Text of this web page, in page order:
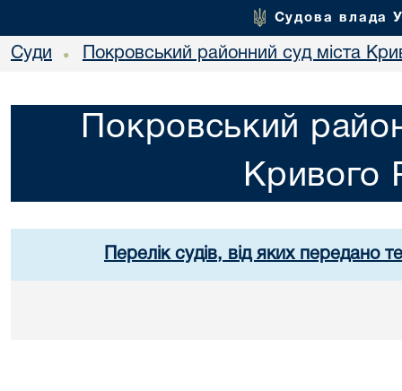
Судова влада
Суди • Покровський районний суд міста
Покровський
Кривого
Перелік судів, від яких передано